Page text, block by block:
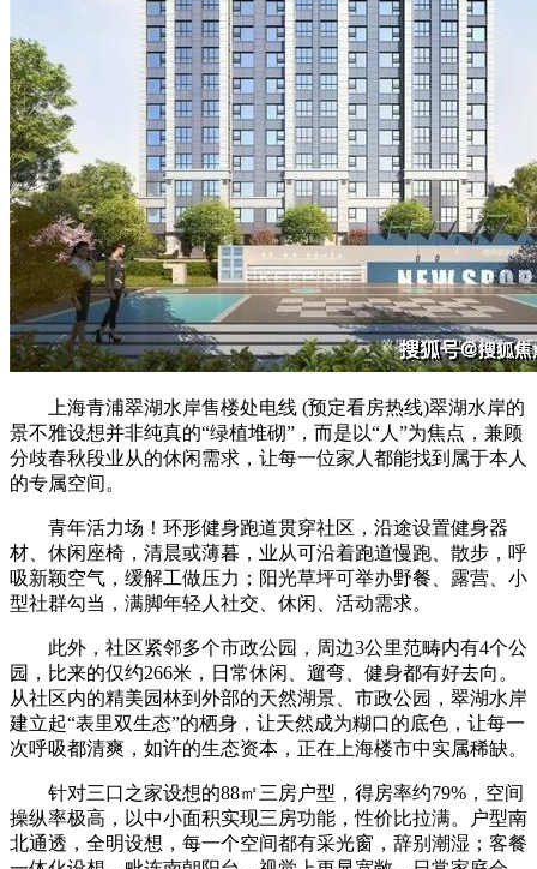
上海青浦翠湖水岸售楼处电线 (预定看房热线)翠湖水岸的
景不雅设想并非纯真的“绿植堆砌”，而是以“人”为焦点，兼顾
分歧春秋段业从的休闲需求，让每一位家人都能找到属于本人
的专属空间。
青年活力场！环形健身跑道贯穿社区，沿途设置健身器
材、休闲座椅，清晨或薄暮，业从可沿着跑道慢跑、散步，呼
吸新颖空气，缓解工做压力；阳光草坪可举办野餐、露营、小
型社群勾当，满脚年轻人社交、休闲、活动需求。
此外，社区紧邻多个市政公园，周边3公里范畴内有4个公
园，比来的仅约266米，日常休闲、遛弯、健身都有好去向。
从社区内的精美园林到外部的天然湖景、市政公园，翠湖水岸
建立起“表里双生态”的栖身，让天然成为糊口的底色，让每一
次呼吸都清爽，如许的生态资本，正在上海楼市中实属稀缺。
针对三口之家设想的88㎡三房户型，得房率约79%，空间
操纵率极高，以中小面积实现三房功能，性价比拉满。户型南
北通透，全明设想，每一个空间都有采光窗，辞别潮湿；客餐